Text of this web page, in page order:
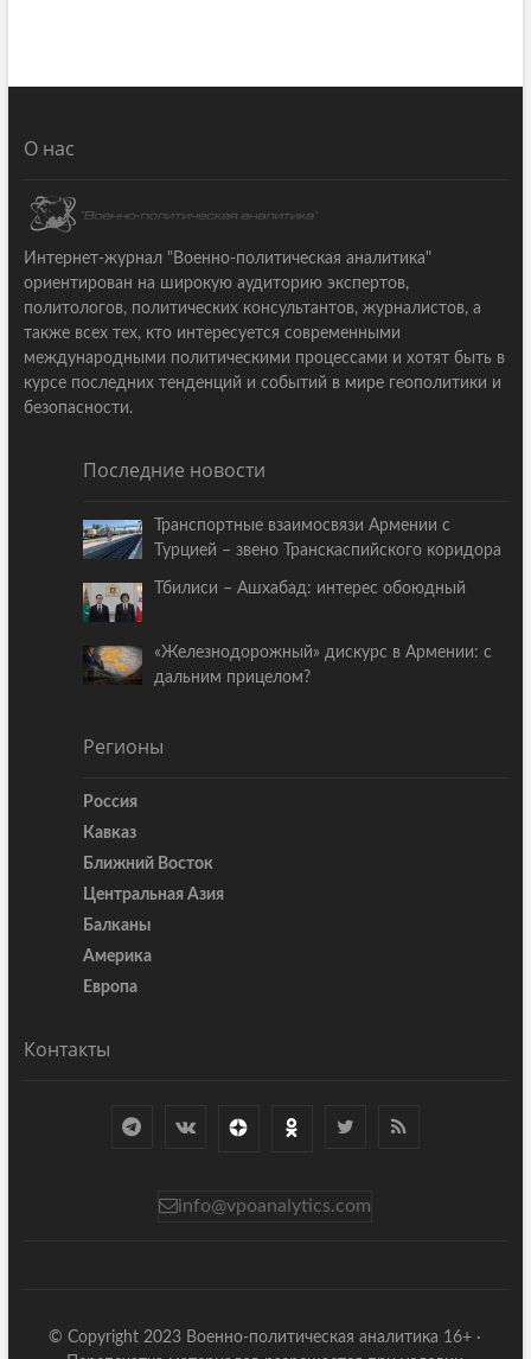
О нас
Интернет-журнал "Военно-политическая аналитика"
ориентирован на широкую аудиторию экспертов,
политологов, политических консультантов, журналистов, а
также всех тех, кто интересуется современными
международными политическими процессами и хотят быть в
курсе последних тенденций и событий в мире геополитики и
безопасности.
Последние новости
Транспортные взаимосвязи Армении с
Турцией – звено Транскаспийского коридора
Тбилиси – Ашхабад: интерес обоюдный
«Железнодорожный» дискурс в Армении: с
дальним прицелом?
Регионы
Россия
Кавказ
Ближний Восток
Центральная Азия
Балканы
Америка
Европа
Контакты
info@vpoanalytics.com
© Copyright 2023 Военно-политическая аналитика 16+ ·